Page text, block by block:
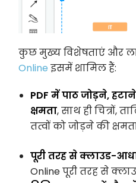
कुछ मुख्य विशेषताएं और
Online इसमें शामिल हैं:
PDF में पाठ जोड़ने,
क्षमता, साथ ही चित्रों,
तत्वों को जोड़ने की
पूरी तरह से क्लाउड-
Online पूरी तरह से